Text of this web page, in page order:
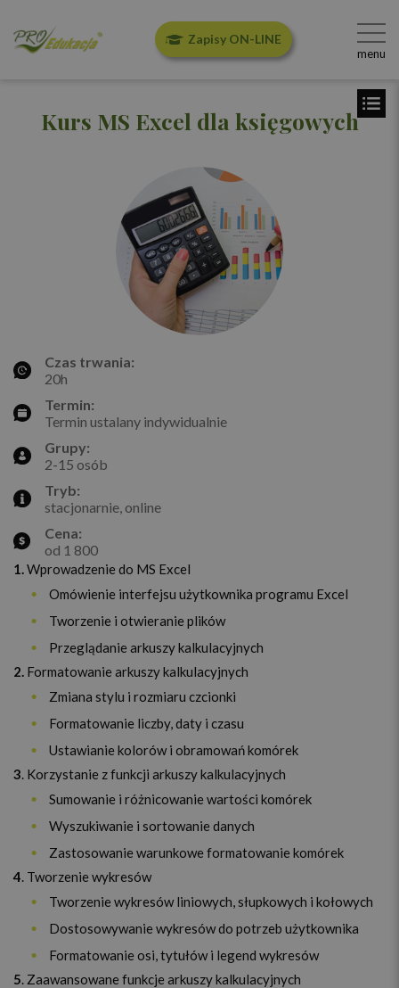
Zapisy ON-LINE
menu
Kurs MS Excel dla księgowych
Czas trwania:
20h
Termin:
Termin ustalany indywidualnie
Grupy:
2-15 osób
Tryb:
stacjonarnie, online
Cena:
od 1 800
1.Wprowadzenie do MS Excel
Omówienie interfejsu użytkownika programu Excel
Tworzenie i otwieranie plików
Przeglądanie arkuszy kalkulacyjnych
2. Formatowanie arkuszy kalkulacyjnych
Zmiana stylu i rozmiaru czcionki
Formatowanie liczby, daty i czasu
Ustawianie kolorów i obramowań komórek
3. Korzystanie z funkcji arkuszy kalkulacyjnych
Sumowanie i różnicowanie wartości komórek
Wyszukiwanie i sortowanie danych
Zastosowanie warunkowe formatowanie komórek
4. Tworzenie wykresów
Tworzenie wykresów liniowych, słupkowych i kołowych
Dostosowywanie wykresów do potrzeb użytkownika
Formatowanie osi, tytułów i legend wykresów
5. Zaawansowane funkcje arkuszy kalkulacyjnych